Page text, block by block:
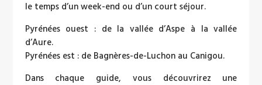
le temps d’un week-end ou d’un court séjour.
Pyrénées ouest : de la vallée d’Aspe à la vallée
d’Aure.
Pyrénées est : de Bagnères-de-Luchon au Canigou.
Dans chaque guide, vous découvrirez une